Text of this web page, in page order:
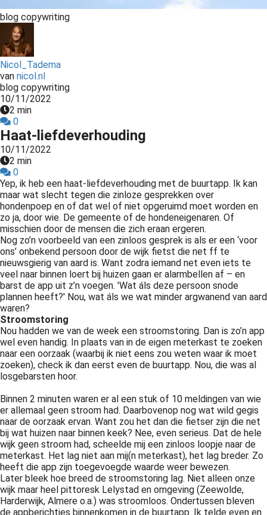
blog copywriting
Nicol_Tadema
van nicol.nl
blog copywriting
10/11/2022
2 min
0
Haat-liefdeverhouding
10/11/2022
2 min
0
Yep, ik heb een haat-liefdeverhouding met de buurtapp. Ik kan
maar wat slecht tegen die zinloze gesprekken over
hondenpoep en of dat wel of niet opgeruimd moet worden en
zo ja, door wie. De gemeente of de hondeneigenaren. Of
misschien door de mensen die zich eraan ergeren.
Nog zo’n voorbeeld van een zinloos gesprek is als er een ‘voor
ons’ onbekend persoon door de wijk fietst die net ff te
nieuwsgierig van aard is. Want zodra iemand net even iets te
veel naar binnen loert bij huizen gaan er alarmbellen af – en
barst de app uit z’n voegen. 'Wat áls deze persoon snode
plannen heeft?' Nou, wat áls we wat minder argwanend van aard
waren?
Stroomstoring
Nou hadden we van de week een stroomstoring. Dan is zo’n app
wel even handig. In plaats van in de eigen meterkast te zoeken
naar een oorzaak (waarbij ik niet eens zou weten waar ik moet
zoeken), check ik dan eerst even de buurtapp. Nou, die was al
losgebarsten hoor.
Binnen 2 minuten waren er al een stuk of 10 meldingen van wie
er allemaal geen stroom had. Daarbovenop nog wat wild gegis
naar de oorzaak ervan. Want zou het dan die fietser zijn die net
bij wat huizen naar binnen keek? Nee, even serieus. Dat de hele
wijk geen stroom had, scheelde mij een zinloos loopje naar de
meterkast. Het lag niet aan mij(n meterkast), het lag breder. Zo
heeft die app zijn toegevoegde waarde weer bewezen.
Later bleek hoe breed de stroomstoring lag. Niet alleen onze
wijk maar heel pittoresk Lelystad en omgeving (Zeewolde,
Harderwijk, Almere o.a.) was stroomloos. Ondertussen bleven
de appberichtjes binnenkomen in de buurtapp. Ik telde even en
niet
worden
om
te
over
van
op
gebruikt
te
de
Hierdoor
van